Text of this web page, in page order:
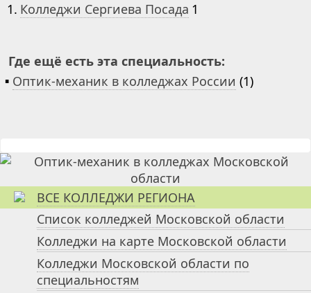
1. Колледжи Сергиева Посада 1
Где ещё есть эта специальность:
▪ Оптик-механик в колледжах России (1)
ВСЕ КОЛЛЕДЖИ РЕГИОНА
Список колледжей Московской области
Колледжи на карте Московской области
Колледжи Московской области по
специальностям